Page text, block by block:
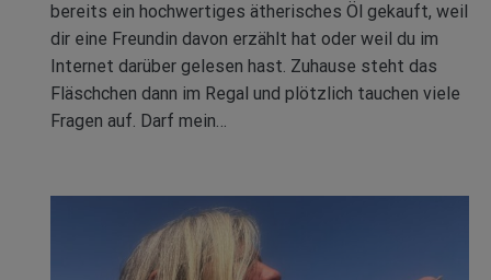
bereits ein hochwertiges ätherisches Öl gekauft, weil
dir eine Freundin davon erzählt hat oder weil du im
Internet darüber gelesen hast. Zuhause steht das
Fläschchen dann im Regal und plötzlich tauchen viele
Fragen auf. Darf mein…